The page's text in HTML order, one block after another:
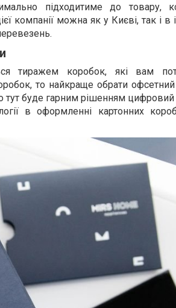
підходитиме до товару,
компанії можна як у Києві, так і в
тиражем коробок, які вам
то найкраще обрати
тут буде гарним рішенням цифровий
в оформленні картонних